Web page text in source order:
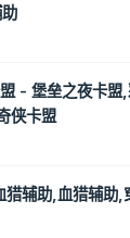
- 堡垒之夜卡盟
侠卡盟
辅助,血猎辅助,